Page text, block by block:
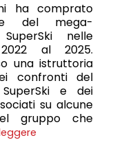
ha comprato
del mega-
nelle
al 2025.
una istruttoria
confronti del
SuperSki e dei
su alcune
gruppo che